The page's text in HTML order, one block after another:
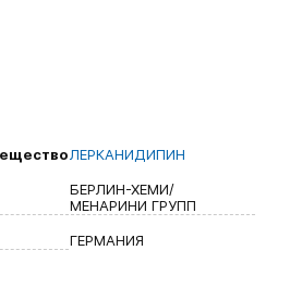
ЛЕРКАНИДИПИН
БЕРЛИН-ХЕМИ/
МЕНАРИНИ ГРУПП
ГЕРМАНИЯ